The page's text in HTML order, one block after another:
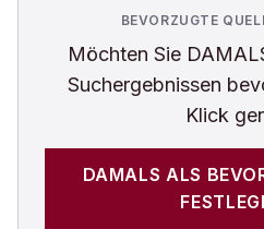
BEVORZUGTE
Möchten Sie
Suchergebnissen
Klick
DAMALS ALS